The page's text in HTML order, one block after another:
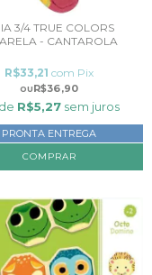
3/4 TRUE COLORS
- CANTAROLA
R$36,90
R$33,21 com Pix
R$5,27 sem juros
PRONTA ENTREGA
COMPRAR